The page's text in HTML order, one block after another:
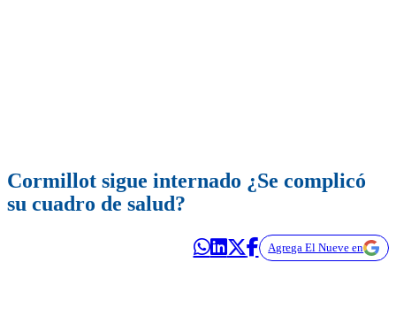
Cormillot sigue internado ¿Se complicó
su cuadro de salud?
Agrega El Nueve en